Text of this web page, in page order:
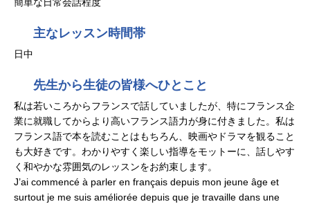
主なレッスン時間帯
日中
先生から生徒の皆様へひとこと
私は若いころからフランスで話していましたが、特にフランス企
業に就職してからより高いフランス語力が身に付きました。私は
フランス語で本を読むことはもちろん、映画やドラマを観ること
も大好きです。わかりやすく楽しい指導をモットーに、話しやす
く和やかな雰囲気のレッスンをお約束します。
J’ai commencé à parler en français depuis mon jeune âge et
surtout je me suis améliorée depuis que je travaille dans une